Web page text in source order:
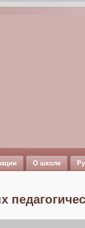
О школе